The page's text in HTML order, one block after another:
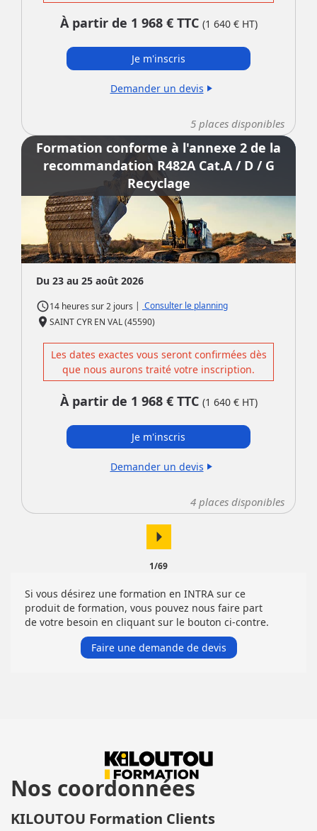
À partir de 1 968 € TTC (1 640 € HT)
Je m'inscris
Demander un devis play_arrow
5 places disponibles
Formation conforme à l'annexe 2 de la
recommandation R482A Cat.A / D / G
Recyclage
Du 23 au 25 août 2026
access_time14 heures sur2 jours | Consulter le planning
place SAINT CYR EN VAL (45590)
Les dates exactes vous seront confirmées dès
que nous aurons traité votre inscription.
À partir de 1 968 € TTC (1 640 € HT)
Je m'inscris
Demander un devis play_arrow
4 places disponibles
arrow_right
1/69
Si vous désirez une formation en INTRA sur ce
produit de formation, vous pouvez nous faire part
de votre besoin en cliquant sur le bouton ci-contre.
Faire une demande de devis
Nos coordonnées
KILOUTOU Formation Clients